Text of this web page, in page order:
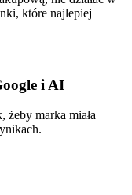
które najlepiej
i AI
marka miała